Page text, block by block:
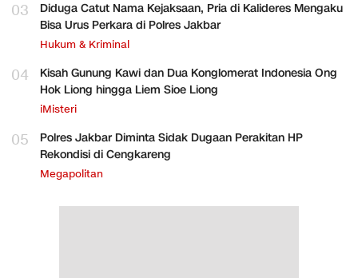
03
Diduga Catut Nama Kejaksaan, Pria di Kalideres Mengaku
Bisa Urus Perkara di Polres Jakbar
Hukum & Kriminal
04
Kisah Gunung Kawi dan Dua Konglomerat Indonesia Ong
Hok Liong hingga Liem Sioe Liong
iMisteri
05
Polres Jakbar Diminta Sidak Dugaan Perakitan HP
Rekondisi di Cengkareng
Megapolitan